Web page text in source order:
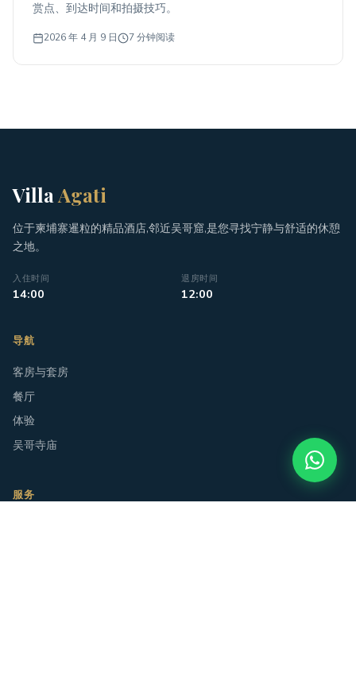
赏点、到达时间和拍摄技巧。
2026 年 4 月 9 日 7 分钟阅读
Villa Agati
位于柬埔寨暹粒的精品酒店,邻近吴哥窟,是您寻找宁静与舒适的休憩
之地。
入住时间
14:00
退房时间
12:00
导航
客房与套房
餐厅
体验
吴哥寺庙
服务